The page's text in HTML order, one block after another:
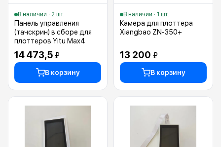
В наличии · 2 шт.
Панель управления
(тачскрин) в сборе для
плоттеров Yitu Max4
14 473,5 ₽
В корзину
В наличии · 1 шт.
Камера для плоттера
Xiangbao ZN-350+
13 200 ₽
В корзину